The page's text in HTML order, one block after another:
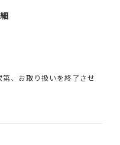
、お取り扱いを終了させ